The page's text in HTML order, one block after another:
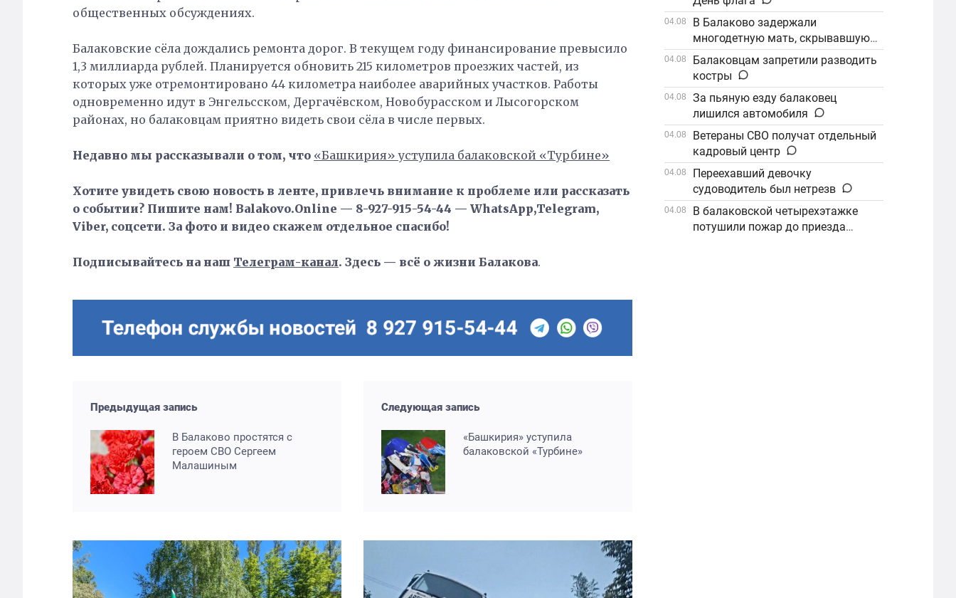
общественных обсуждениях.
Балаковские сёла дождались ремонта дорог. В текущем году финансирование превысило
1,3 миллиарда рублей. Планируется обновить 215 километров проезжих частей, из
которых уже отремонтировано 44 километра наиболее аварийных участков. Работы
одновременно идут в Энгельсском, Дергачёвском, Новобурасском и Лысогорском
районах, но балаковцам приятно видеть свои сёла в числе первых.
Недавно мы рассказывали о том, что «Башкирия» уступила балаковской «Турбине»
Хотите увидеть свою новость в ленте, привлечь внимание к проблеме или рассказать
о событии? Пишите нам! Balakovo.Online — 8-927-915-54-44 — WhatsApp,Telegram,
Viber, соцсети. За фото и видео скажем отдельное спасибо!
Подписывайтесь на наш Телеграм-канал. Здесь — всё о жизни Балакова.
Предыдущая запись
В Балаково простятся с
героем СВО Сергеем
Малашиным
Следующая запись
«Башкирия» уступила
балаковской «Турбине»
04.08
В Балаково задержали
многодетную мать, скрывавшуюся
от алиментов
04.08
Балаковцам запретили разводить
костры
04.08
За пьяную езду балаковец
лишился автомобиля
04.08
Ветераны СВО получат отдельный
кадровый центр
04.08
Переехавший девочку
судоводитель был нетрезв
04.08
В балаковской четырехэтажке
потушили пожар до приезда